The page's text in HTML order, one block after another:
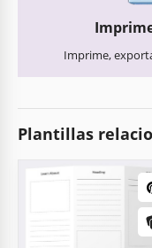
Imprime,
Plantillas